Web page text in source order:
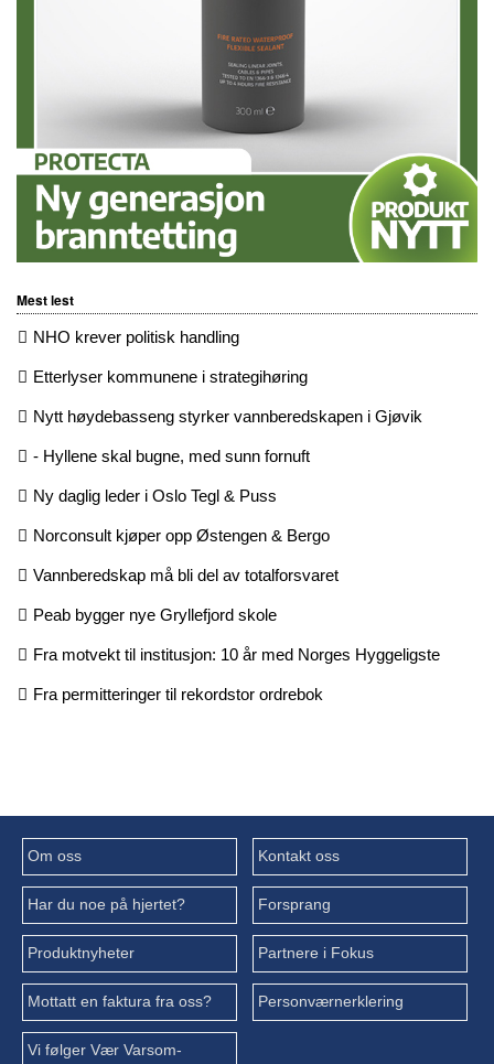
Mest lest
NHO krever politisk handling
Etterlyser kommunene i strategihøring
Nytt høydebasseng styrker vannberedskapen i Gjøvik
- Hyllene skal bugne, med sunn fornuft
Ny daglig leder i Oslo Tegl & Puss
Norconsult kjøper opp Østengen & Bergo
Vannberedskap må bli del av totalforsvaret
Peab bygger nye Gryllefjord skole
Fra motvekt til institusjon: 10 år med Norges Hyggeligste
Fra permitteringer til rekordstor ordrebok
Om oss Kontakt oss
Har du noe på hjertet? Forsprang
Produktnyheter Partnere i Fokus
Mottatt en faktura fra oss? Personværnerklering
Vi følger Vær Varsom-